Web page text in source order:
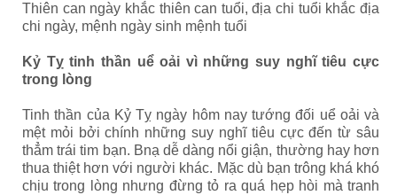
Thiên can ngày khắc thiên can tuổi, địa chi tuổi khắc địa
chi ngày, mệnh ngày sinh mệnh tuổi
Kỷ Tỵ tinh thần uể oải vì những suy nghĩ tiêu cực
trong lòng
Tinh thần của Kỷ Tỵ ngày hôm nay tướng đối uể oải và
mệt mỏi bởi chính những suy nghĩ tiêu cực đến từ sâu
thẳm trái tim bạn. Bnạ dễ dàng nổi giận, thường hay hơn
thua thiệt hơn với người khác. Mặc dù bạn trông khá khó
chịu trong lòng nhưng đừng tỏ ra quá hẹp hòi mà tranh